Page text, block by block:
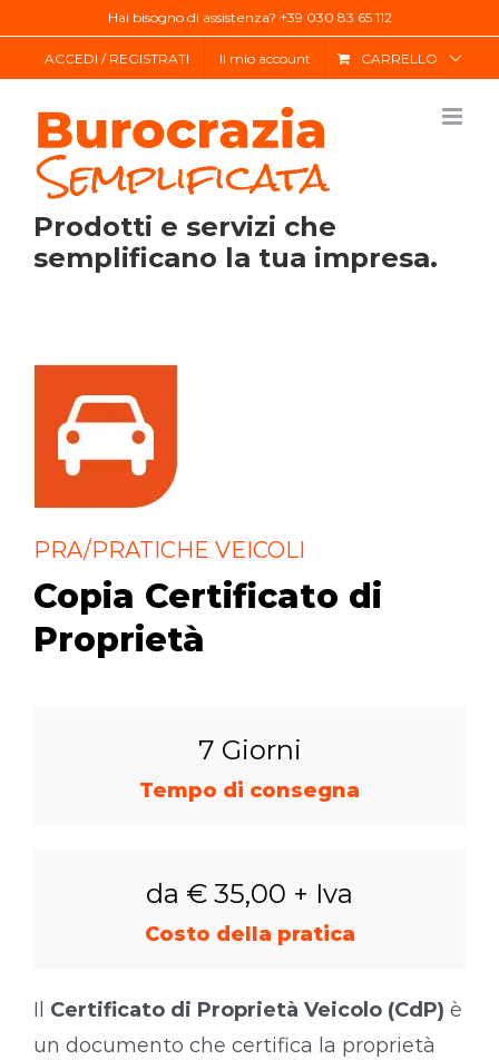
Hai bisogno di assistenza? +39 030 83 65 112
ACCEDI / REGISTRATI Il mio account CARRELLO
Prodotti e servizi che
semplificano la tua impresa.
PRA/PRATICHE VEICOLI
Copia Certificato di
Proprietà
7 Giorni
Tempo di consegna
da € 35,00 + Iva
Costo della pratica
Il Certificato di Proprietà Veicolo (CdP) è
un documento che certifica la proprietà